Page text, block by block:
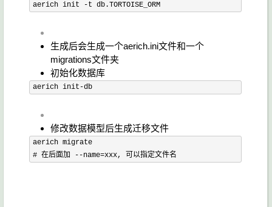
aerich init -t db.TORTOISE_ORM
生成后会生成一个aerich.ini文件和一个
migrations文件夹
初始化数据库
aerich init-db
修改数据模型后生成迁移文件
# 在后面加 --name=xxx, 可以指定文件名